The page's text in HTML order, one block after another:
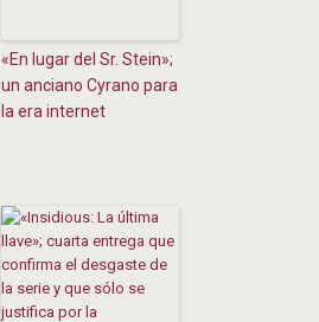
«En lugar del Sr. Stein»;
un anciano Cyrano para
la era internet